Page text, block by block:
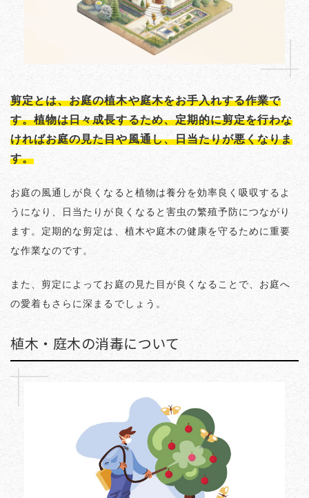
剪定とは、お庭の植木や庭木をお手入れする作業で
す。植物は日々成長するため、定期的に剪定を行わな
ければお庭の見た目や風通し、日当たりが悪くなりま
す。
お庭の風通しが良くなると植物は養分を効率良く吸収するよ
うになり、日当たりが良くなると害虫の繁殖予防につながり
ます。定期的な剪定は、植木や庭木の健康を守るために重要
な作業なのです。
また、剪定によってお庭の見た目が良くなることで、お庭へ
の愛着もさらに深まるでしょう。
植木・庭木の消毒について